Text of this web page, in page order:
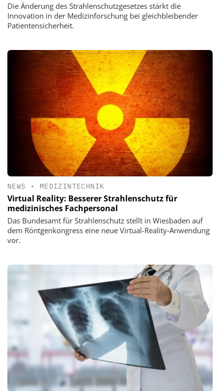
Die Änderung des Strahlenschutzgesetzes stärkt die
Innovation in der Medizinforschung bei gleichbleibender
Patientensicherheit.
NEWS • MEDIZINTECHNIK
Virtual Reality: Besserer Strahlenschutz für
medizinisches Fachpersonal
Das Bundesamt für Strahlenschutz stellt in Wiesbaden auf
dem Röntgenkongress eine neue Virtual-Reality-Anwendung
vor.